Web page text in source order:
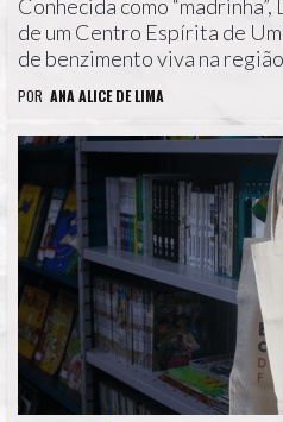
Conhecida como
de um Centro Espírita de
de benzimento viva na
POR ANA ALICE DE LIMA